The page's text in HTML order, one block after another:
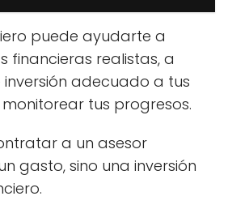
puede ayudarte a
financieras realistas, a
adecuado a tus
tus progresos.
a un asesor
gasto, sino una inversión